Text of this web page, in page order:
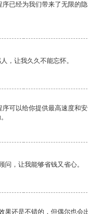
已经为我们带来了无限的
，让我久久不能忘怀。
可以给你提供最高速度和
问，让我能够省钱又省心。
果还是不错的，但偶尔也会